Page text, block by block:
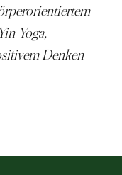
Yoga,
Denken